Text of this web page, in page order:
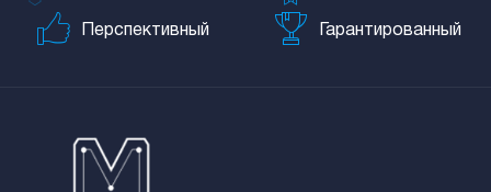
Перспективный Гарантированный